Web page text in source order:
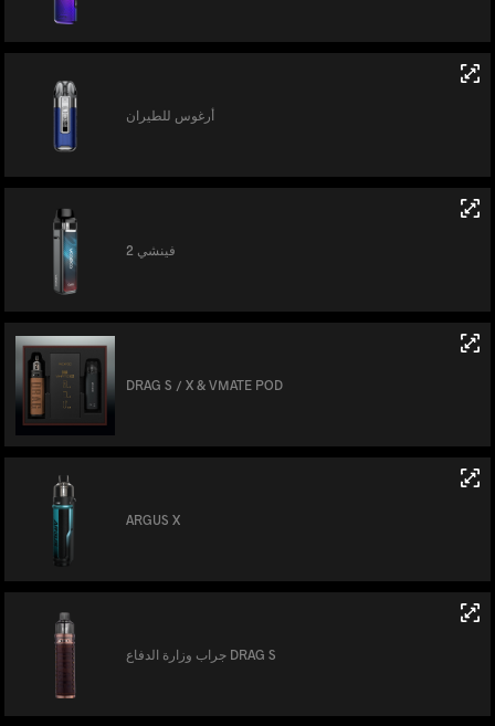
أرغوس للطيران
فينشي 2
DRAG S / X & VMATE POD
ARGUS X
جراب وزارة الدفاع DRAG S